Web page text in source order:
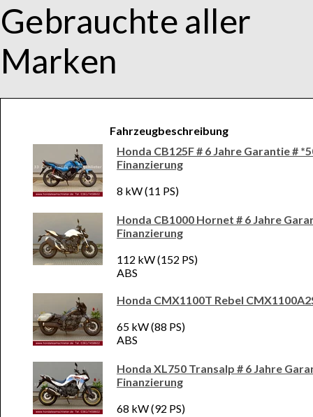
Gebrauchte aller
Marken
Fahrzeugbeschreibung
Honda CB125F # 6 Jahre Garantie #
Finanzierung
8 kW (11 PS)
Honda CB1000 Hornet # 6 Jahre
Finanzierung
112 kW (152 PS)
ABS
Honda CMX1100T Rebel
65 kW (88 PS)
ABS
Honda XL750 Transalp # 6 Jahre
Finanzierung
68 kW (92 PS)